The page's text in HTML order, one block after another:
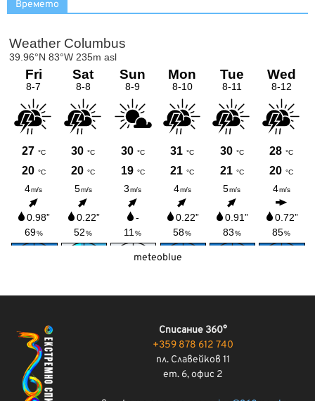
Времето
meteoblue
Списание 360°
+359 878 612 740
пл. Славейков 11
ет. 6, офис 2